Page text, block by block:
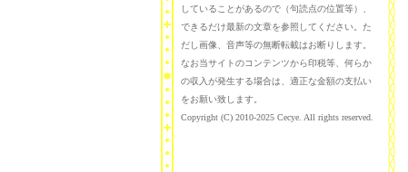
していることがあるので（句読点の位置等）、
できるだけ最新の文章を参照してください。た
だし画像、音声等の無断転載はお断りします。
なお当サイトのコンテンツから印税等、何らか
の収入が発生する場合は、適正な金額の支払い
をお願い致します。
Copyright (C) 2010-2025 Cecye. All rights reserved.